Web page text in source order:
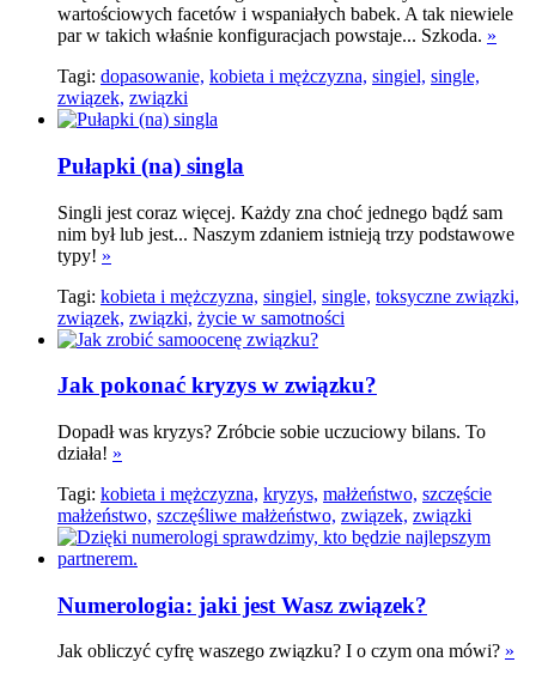
wartościowych facetów i wspaniałych babek. A tak niewiele
par w takich właśnie konfiguracjach powstaje... Szkoda. »
Tagi: dopasowanie, kobieta i mężczyzna, singiel, single,
związek, związki
Pułapki (na) singla
Singli jest coraz więcej. Każdy zna choć jednego bądź sam
nim był lub jest... Naszym zdaniem istnieją trzy podstawowe
typy! »
Tagi: kobieta i mężczyzna, singiel, single, toksyczne związki,
związek, związki, życie w samotności
Jak pokonać kryzys w związku?
Dopadł was kryzys? Zróbcie sobie uczuciowy bilans. To
działa! »
Tagi: kobieta i mężczyzna, kryzys, małżeństwo, szczęście
małżeństwo, szczęśliwe małżeństwo, związek, związki
Numerologia: jaki jest Wasz związek?
Jak obliczyć cyfrę waszego związku? I o czym ona mówi? »